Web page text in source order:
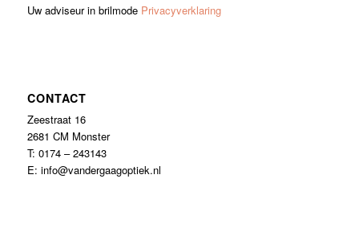
Uw adviseur in brilmode Privacyverklaring
CONTACT
Zeestraat 16
2681 CM Monster
T: 0174 – 243143
E: info@vandergaagoptiek.nl